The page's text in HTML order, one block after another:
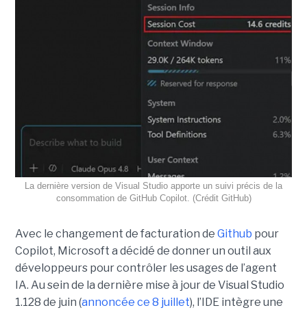
La dernière version de Visual Studio apporte un suivi précis de la
consommation de GitHub Copilot. (Crédit GitHub)
Avec le changement de facturation de Github pour
Copilot, Microsoft a décidé de donner un outil aux
développeurs pour contrôler les usages de l’agent
IA. Au sein de la dernière mise à jour de Visual Studio
1.128 de juin (annoncée ce 8 juillet), l’IDE intègre une